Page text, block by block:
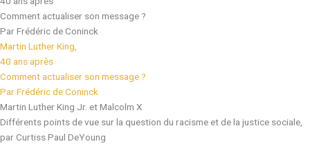
Comment actualiser son message ?
Par Frédéric de Coninck
Martin Luther King,
40 ans après
Comment actualiser son message ?
Par Frédéric de Coninck
Martin Luther King Jr. et Malcolm X
Différents points de vue sur la question du racisme et de la justice sociale,
par Curtiss Paul DeYoung